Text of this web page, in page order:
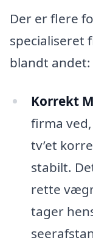
Der er flere
specialiseret
blandt andet:
Korrekt
firma
tv’et
stabilt.
rette
tager